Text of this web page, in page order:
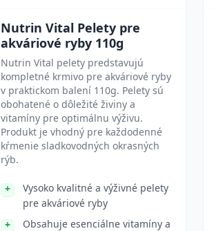
Nutrin Vital Pelety pre
akváriové ryby 110g
Nutrin Vital pelety predstavujú
kompletné krmivo pre akváriové ryby
v praktickom balení 110g. Pelety sú
obohatené o dôležité živiny a
vitamíny pre optimálnu výživu.
Produkt je vhodný pre každodenné
kŕmenie sladkovodných okrasných
rýb.
Vysoko kvalitné a výživné pelety
pre akváriové ryby
Obsahuje esenciálne vitamíny a